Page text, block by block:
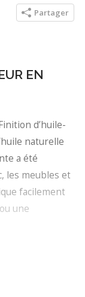
Partager
EN
d’huile-
naturelle
a été
les meubles et
facilement
une